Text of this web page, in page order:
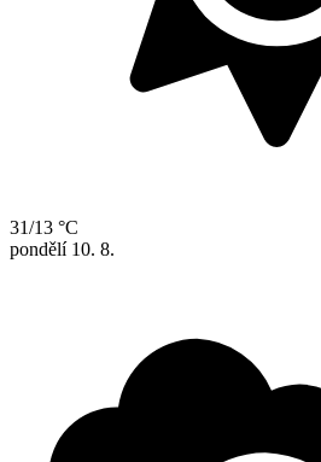
31/13 °C
pondělí 10. 8.